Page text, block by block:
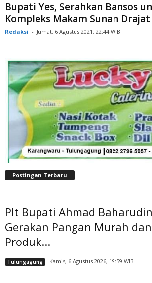
Bupati Yes, Serahkan Bansos
Kompleks Makam Sunan Drajat
Redaksi - Jumat, 6 Agustus 2021, 22:44 WIB
Postingan Terbaru
Plt Bupati Ahmad
Gerakan Pangan Murah
Produk...
Tulungagung Kamis, 6 Agustus 2026, 19:59 WIB